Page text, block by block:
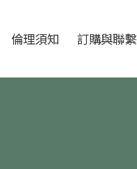
倫理須知 訂購與聯繫